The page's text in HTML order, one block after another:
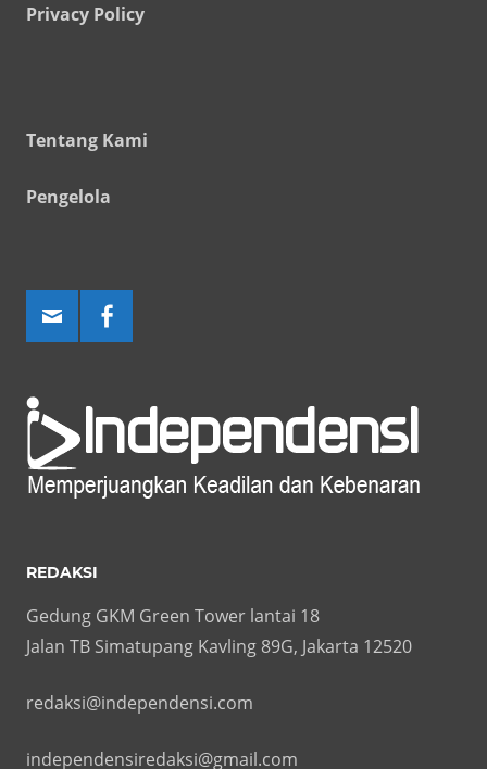
Privacy Policy
Tentang Kami
Pengelola
REDAKSI
Gedung GKM Green Tower lantai 18
Jalan TB Simatupang Kavling 89G, Jakarta 12520
redaksi@independensi.com
independensiredaksi@gmail.com